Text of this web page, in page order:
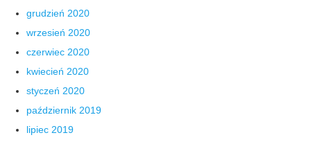
grudzień 2020
wrzesień 2020
czerwiec 2020
kwiecień 2020
styczeń 2020
październik 2019
lipiec 2019